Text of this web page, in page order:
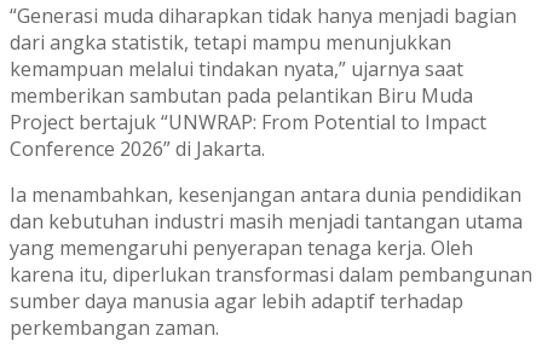
“Generasi muda diharapkan tidak hanya menjadi bagian
dari angka statistik, tetapi mampu menunjukkan
kemampuan melalui tindakan nyata,” ujarnya saat
memberikan sambutan pada pelantikan Biru Muda
Project bertajuk “UNWRAP: From Potential to Impact
Conference 2026” di Jakarta.
Ia menambahkan, kesenjangan antara dunia pendidikan
dan kebutuhan industri masih menjadi tantangan utama
yang memengaruhi penyerapan tenaga kerja. Oleh
karena itu, diperlukan transformasi dalam pembangunan
sumber daya manusia agar lebih adaptif terhadap
perkembangan zaman.